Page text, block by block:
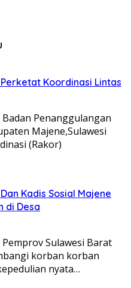
Perketat Koordinasi Lintas
Badan Penanggulangan
Majene,Sulawesi
(Rakor)
Kadis Sosial Majene
di Desa
Pemprov Sulawesi Barat
korban korban
nyata…